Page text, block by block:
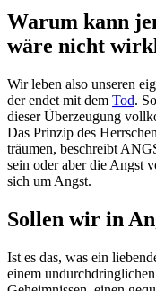
Warum kann
wäre nicht
Wir leben also unseren
der endet mit dem Tod.
dieser Überzeugung
Das Prinzip des
träumen, beschreibt
sein oder aber die Angst
sich um Angst.
Sollen wir in
Ist es das, was ein
einem